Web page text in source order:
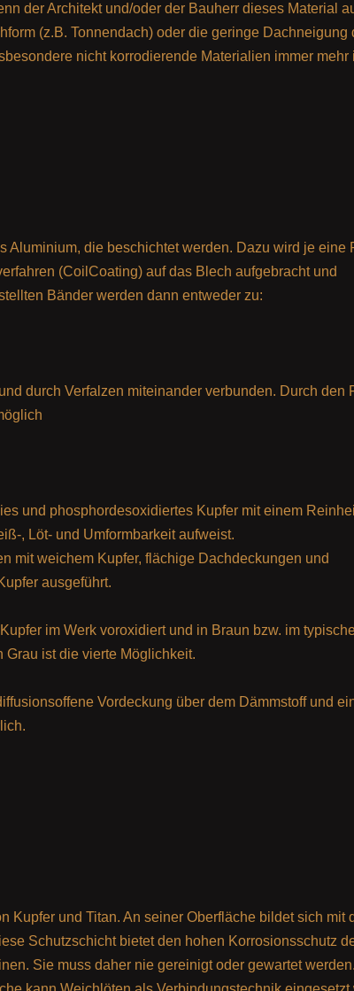
der Architekt und/oder der Bauherr dieses Material
(z.B. Tonnendach) oder die geringe Dachneigung
nicht korrodierende Materialien immer mehr
Aluminium, die beschichtet werden. Dazu wird je eine
(CoilCoating) auf das Blech aufgebracht und
Bänder werden dann entweder zu:
durch Verfalzen miteinander verbunden. Durch den
und phosphordesoxidiertes Kupfer mit einem
, Löt- und Umformbarkeit aufweist.
mit weichem Kupfer, flächige Dachdeckungen und
ausgeführt.
im Werk voroxidiert und in Braun bzw. im
Grau ist die vierte Möglichkeit.
Vordeckung über dem Dämmstoff und
Kupfer und Titan. An seiner Oberfläche bildet sich mit
Schutzschicht bietet den hohen Korrosionsschutz
Sie muss daher nie gereinigt oder gewartet werden.